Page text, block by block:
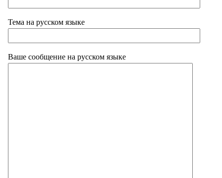
Тема на русском языке
Ваше сообщение на русском языке